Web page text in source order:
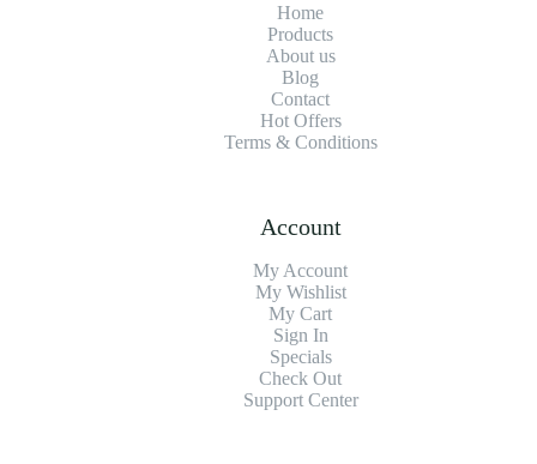
Home
Products
About us
Blog
Contact
Hot Offers
Terms & Conditions
Account
My Account
My Wishlist
My Cart
Sign In
Specials
Check Out
Support Center